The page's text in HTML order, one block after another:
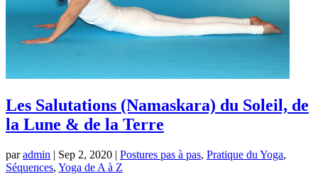
Les Salutations (Namaskara) du Soleil, de
la Lune & de la Terre
paradmin | Sep 2, 2020 | Postures pas à pas, Pratique du Yoga,
Séquences, Yoga de A à Z